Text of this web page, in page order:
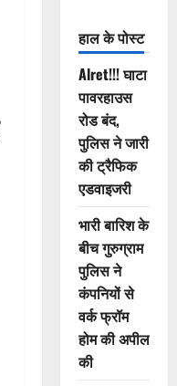
हाल के पोस्ट
Alret!!! घाटा
पावरहाउस
रोड बंद,
पुलिस ने जारी
की ट्रैफिक
एडवाइजरी
भारी बारिश के
बीच गुरुग्राम
पुलिस ने
कंपनियों से
वर्क फ्रॉम
होम की अपील
की